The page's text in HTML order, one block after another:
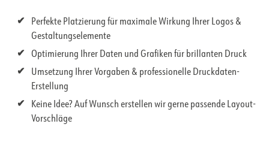
Perfekte Platzierung für maximale Wirkung Ihrer Logos &
Gestaltungselemente
Optimierung Ihrer Daten und Grafiken für brillanten Druck
Umsetzung Ihrer Vorgaben & professionelle Druckdaten-
Erstellung
Keine Idee? Auf Wunsch erstellen wir gerne passende Layout-
Vorschläge